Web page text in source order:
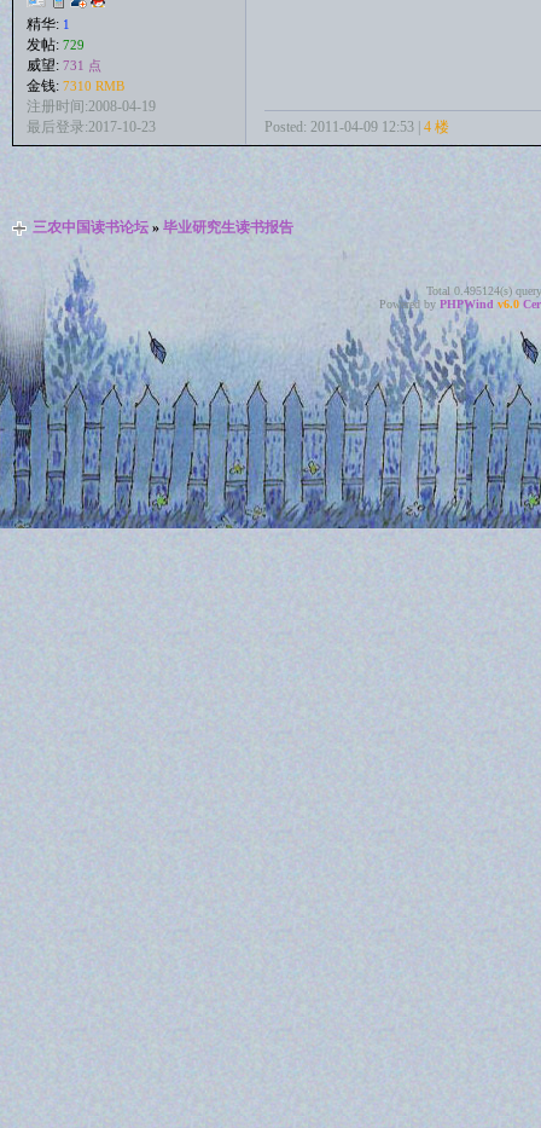
精华: 1
发帖: 729
威望: 731 点
金钱: 7310 RMB
注册时间:2008-04-19
最后登录:2017-10-23
Posted: 2011-04-09 12:53 | 4 楼
三农中国读书论坛» 毕业研究生读书报告
Total 0.495124(s)
Powered by PHPWind v6.0